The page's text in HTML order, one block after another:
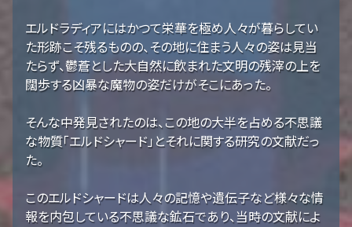
エルドラディアにはかつて栄華を極め人々が暮らしてい
た形跡こそ残るものの、その地に住まう人々の姿は見当
たらず、鬱蒼とした大自然に飲まれた文明の残滓の上を
闊歩する凶暴な魔物の姿だけがそこにあった。
そんな中発見されたのは、この地の大半を占める不思議
な物質「エルドシャード」とそれに関する研究の文献だっ
た。
このエルドシャードは人々の記憶や遺伝子など様々な情
報を内包している不思議な鉱石であり、当時の文献によ